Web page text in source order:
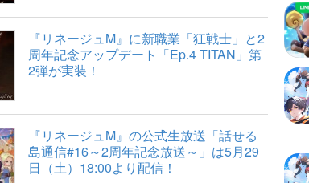
『リネージュM』に新職業「狂戦士」と2
周年記念アップデート「Ep.4 TITAN」第
2弾が実装！
『リネージュM』の公式生放送「話せる
島通信#16～2周年記念放送～」は5月29
日（土）18:00より配信！